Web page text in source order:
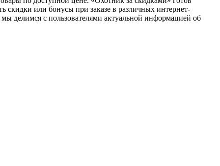
скидки или бонусы при заказе в различных интернет-
делимся с пользователями актуальной информацией об